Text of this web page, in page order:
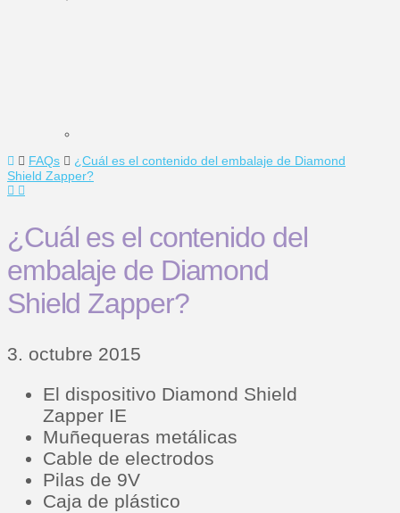
Home
FAQs
¿Cuál es el contenido del embalaje de Diamond
Shield Zapper?
¿Cuál es el contenido del
embalaje de Diamond
Shield Zapper?
3. octubre 2015
El dispositivo Diamond Shield
Zapper IE
Muñequeras metálicas
Cable de electrodos
Pilas de 9V
Caja de plástico